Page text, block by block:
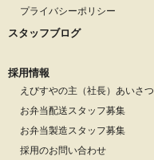
プライバシーポリシー
スタッフブログ
採用情報
えびすやの主（社長）あいさつ
お弁当配送スタッフ募集
お弁当製造スタッフ募集
採用のお問い合わせ